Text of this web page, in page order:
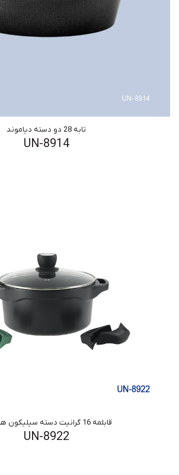
تابه 28 دو دسته دیاموند
UN-8914
قابلمه 16 گرانیت دسته سیلیکون هلیوس
UN-8922